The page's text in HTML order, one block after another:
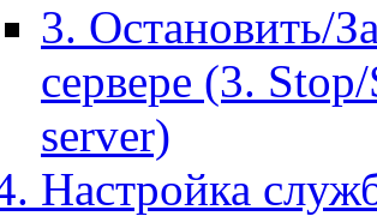
3. Остановить/
сервере (3.
server)
Настройка